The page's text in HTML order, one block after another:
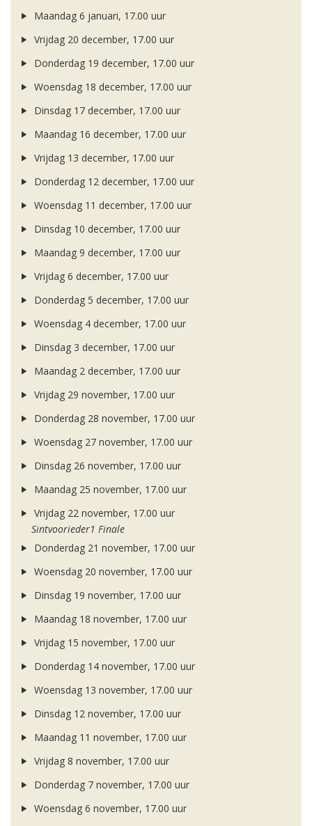
Maandag 6 januari, 17.00 uur
Vrijdag 20 december, 17.00 uur
Donderdag 19 december, 17.00 uur
Woensdag 18 december, 17.00 uur
Dinsdag 17 december, 17.00 uur
Maandag 16 december, 17.00 uur
Vrijdag 13 december, 17.00 uur
Donderdag 12 december, 17.00 uur
Woensdag 11 december, 17.00 uur
Dinsdag 10 december, 17.00 uur
Maandag 9 december, 17.00 uur
Vrijdag 6 december, 17.00 uur
Donderdag 5 december, 17.00 uur
Woensdag 4 december, 17.00 uur
Dinsdag 3 december, 17.00 uur
Maandag 2 december, 17.00 uur
Vrijdag 29 november, 17.00 uur
Donderdag 28 november, 17.00 uur
Woensdag 27 november, 17.00 uur
Dinsdag 26 november, 17.00 uur
Maandag 25 november, 17.00 uur
Vrijdag 22 november, 17.00 uur
Sintvoorieder1 Finale
Donderdag 21 november, 17.00 uur
Woensdag 20 november, 17.00 uur
Dinsdag 19 november, 17.00 uur
Maandag 18 november, 17.00 uur
Vrijdag 15 november, 17.00 uur
Donderdag 14 november, 17.00 uur
Woensdag 13 november, 17.00 uur
Dinsdag 12 november, 17.00 uur
Maandag 11 november, 17.00 uur
Vrijdag 8 november, 17.00 uur
Donderdag 7 november, 17.00 uur
Woensdag 6 november, 17.00 uur